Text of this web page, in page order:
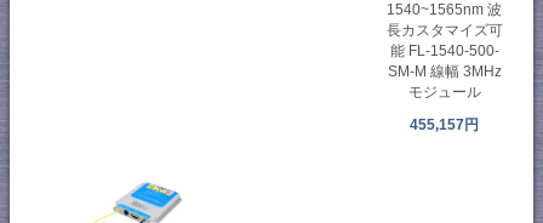
1540~1565nm 波
長カスタマイズ可
能 FL-1540-500-
SM-M 線幅 3MHz
モジュール
455,157円